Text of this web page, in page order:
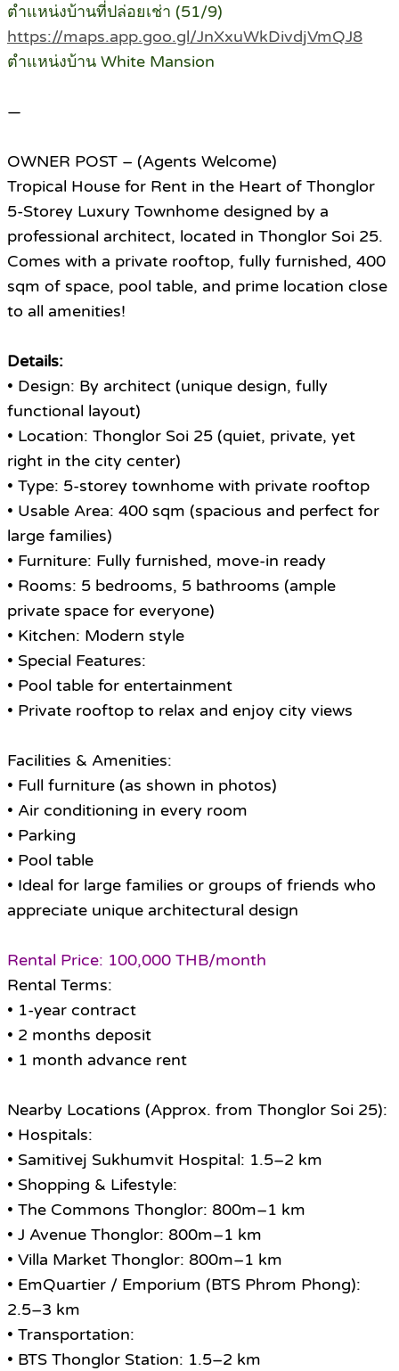
ตำแหน่งบ้านที่ปล่อยเช่า (51/9)
https://maps.app.goo.gl/JnXxuWkDivdjVmQJ8
ตำแหน่งบ้าน White Mansion
—
OWNER POST – (Agents Welcome)
Tropical House for Rent in the Heart of Thonglor
5-Storey Luxury Townhome designed by a
professional architect, located in Thonglor Soi 25.
Comes with a private rooftop, fully furnished, 400
sqm of space, pool table, and prime location close
to all amenities!
Details:
• Design: By architect (unique design, fully
functional layout)
• Location: Thonglor Soi 25 (quiet, private, yet
right in the city center)
• Type: 5-storey townhome with private rooftop
• Usable Area: 400 sqm (spacious and perfect for
large families)
• Furniture: Fully furnished, move-in ready
• Rooms: 5 bedrooms, 5 bathrooms (ample
private space for everyone)
• Kitchen: Modern style
• Special Features:
• Pool table for entertainment
• Private rooftop to relax and enjoy city views
Facilities & Amenities:
• Full furniture (as shown in photos)
• Air conditioning in every room
• Parking
• Pool table
• Ideal for large families or groups of friends who
appreciate unique architectural design
Rental Price: 100,000 THB/month
Rental Terms:
• 1-year contract
• 2 months deposit
• 1 month advance rent
Nearby Locations (Approx. from Thonglor Soi 25):
• Hospitals:
• Samitivej Sukhumvit Hospital: 1.5–2 km
• Shopping & Lifestyle:
• The Commons Thonglor: 800m–1 km
• J Avenue Thonglor: 800m–1 km
• Villa Market Thonglor: 800m–1 km
• EmQuartier / Emporium (BTS Phrom Phong):
2.5–3 km
• Transportation:
• BTS Thonglor Station: 1.5–2 km